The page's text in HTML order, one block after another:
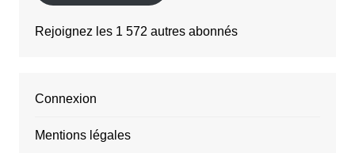
Rejoignez les 1 572 autres abonnés
Connexion
Mentions légales